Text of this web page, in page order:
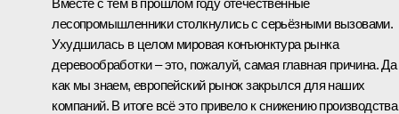
лесопромышленники столкнулись с серьёзными вызовами.
Ухудшилась в целом мировая конъюнктура рынка
деревообработки – это, пожалуй, самая главная причина. Да
как мы знаем, европейский рынок закрылся для наших
компаний. В итоге всё это привело к снижению производства